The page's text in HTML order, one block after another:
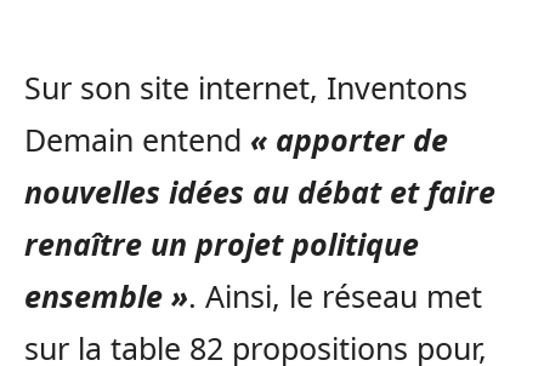
Sur son site internet, Inventons
Demain entend « apporter de
nouvelles idées au débat et faire
renaître un projet politique
ensemble ». Ainsi, le réseau met
sur la table 82 propositions pour,